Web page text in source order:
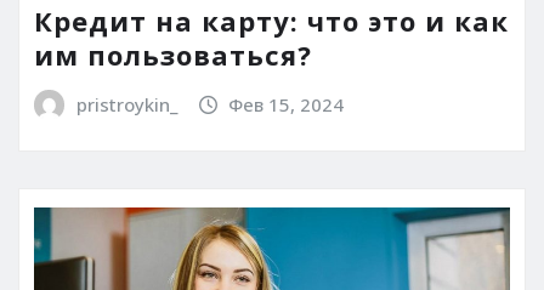
Кредит на карту: что это и как
им пользоваться?
pristroykin_ Фев 15, 2024